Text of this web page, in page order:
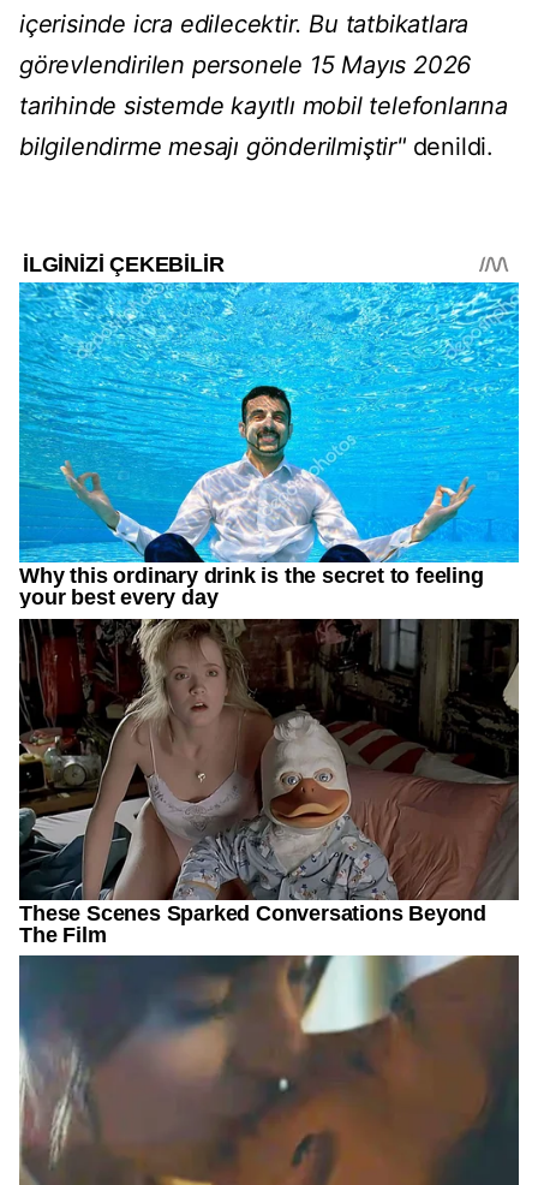
içerisinde icra edilecektir. Bu tatbikatlara
görevlendirilen personele 15 Mayıs 2026
tarihinde sistemde kayıtlı mobil telefonlarına
bilgilendirme mesajı gönderilmiştir" denildi.